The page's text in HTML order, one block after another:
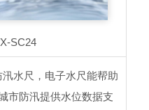
SC24
水尺，电子水尺能帮助
市防汛提供水位数据支